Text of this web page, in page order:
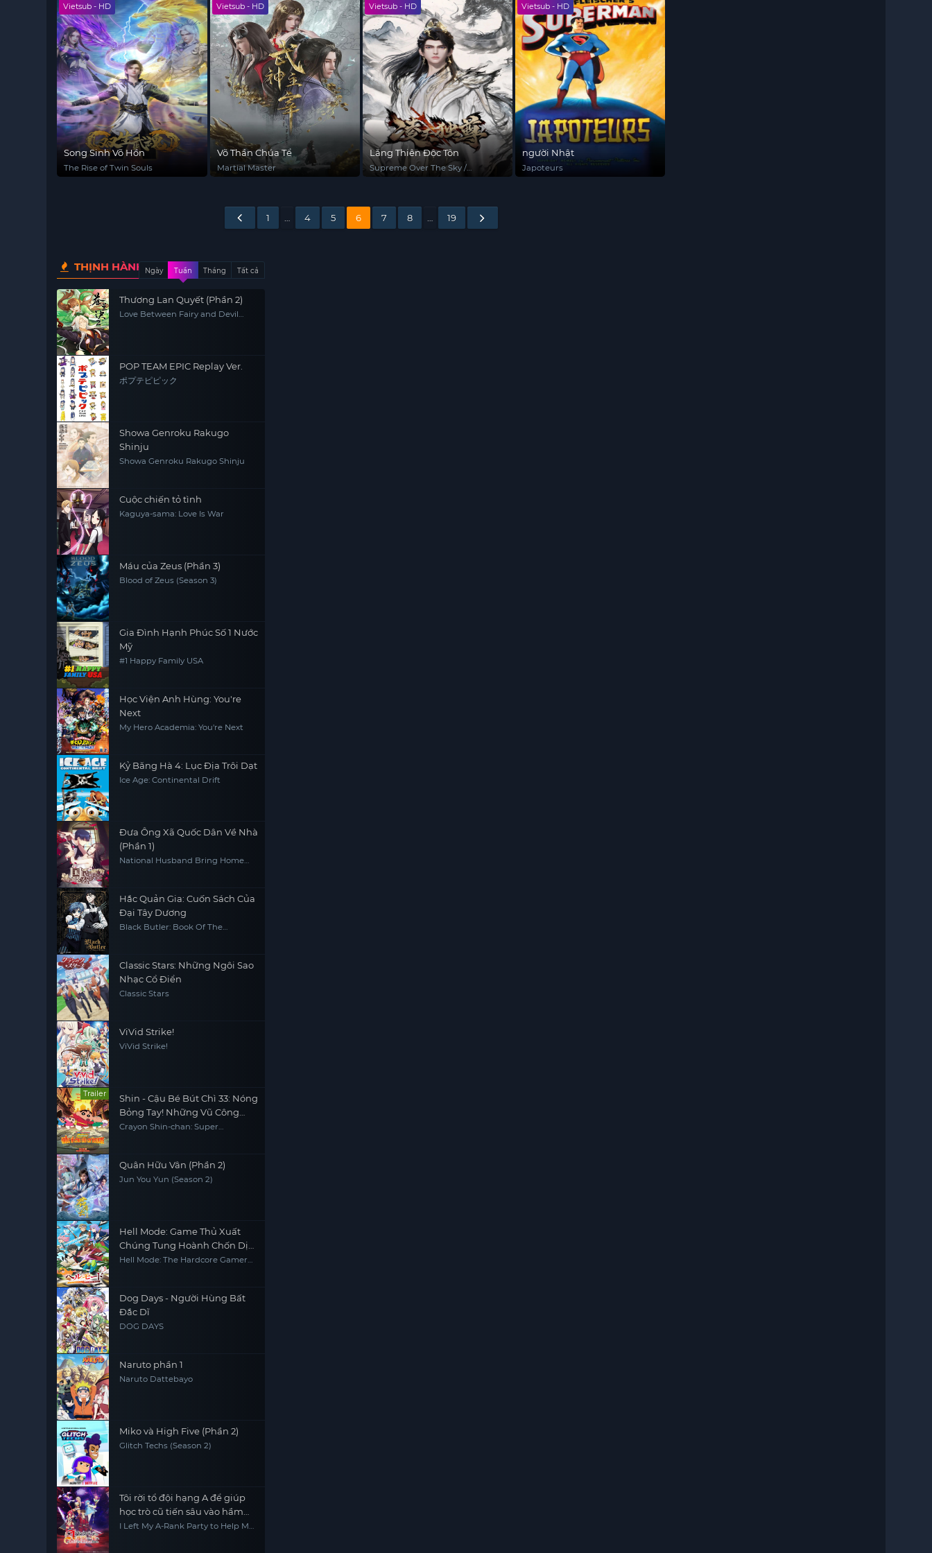
Vietsub - HD
Song Sinh Võ Hồn
The Rise of Twin Souls
Vietsub - HD
Võ Thần Chúa Tể
Martial Master
Vietsub - HD
Lăng Thiên Độc Tôn
Supreme Over The Sky /
Vietsub - HD
người Nhật
Japoteurs
1 4 5 6 7 8 19
THỊNH HÀNHNgày Tuần Tháng Tất cả
Thương Lan Quyết (Phần 2)
Love Between Fairy and Devil
POP TEAM EPIC Replay Ver.
ポプテピピック
Showa Genroku Rakugo
Shinju
Showa Genroku Rakugo Shinju
Cuộc chiến tỏ tình
Kaguya-sama: Love Is War
Máu của Zeus (Phần 3)
Blood of Zeus (Season 3)
Gia Đình Hạnh Phúc Số 1 Nước
Mỹ
#1 Happy Family USA
Học Viện Anh Hùng: You're
Next
My Hero Academia: You're Next
Kỷ Băng Hà 4: Lục Địa Trôi Dạt
Ice Age: Continental Drift
Đưa Ông Xã Quốc Dân Về Nhà
(Phần 1)
National Husband Bring Home
Hắc Quản Gia: Cuốn Sách Của
Đại Tây Dương
Black Butler: Book Of The
Classic Stars: Những Ngôi Sao
Nhạc Cổ Điển
Classic Stars
ViVid Strike!
ViVid Strike!
Trailer
Shin - Cậu Bé Bút Chì 33: Nóng
Bỏng Tay! Những Vũ Công
Siêu Cay Kasukabe
Crayon Shin-chan: Super
Quân Hữu Vân (Phần 2)
Jun You Yun (Season 2)
Hell Mode: Game Thủ Xuất
Chúng Tung Hoành Chốn Dị
Giới Hỗn Nguyên (Phần 2)
Hell Mode: The Hardcore Gamer
Dog Days - Người Hùng Bất
Đắc Dĩ
DOG DAYS
Naruto phần 1
Naruto Dattebayo
Miko và High Five (Phần 2)
Glitch Techs (Season 2)
Tôi rời tổ đội hạng A để giúp
học trò cũ tiến sâu vào hầm
ngục!
I Left My A-Rank Party to Help My